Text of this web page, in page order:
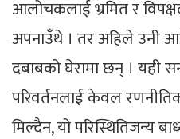
आलोचकलाई भ्रमित र
अपनाउँथे । तर अहिले उनी
दबाबको घेरामा छन् । यही
परिवर्तनलाई केवल
मिल्दैन, यो परिस्थितिजन्य